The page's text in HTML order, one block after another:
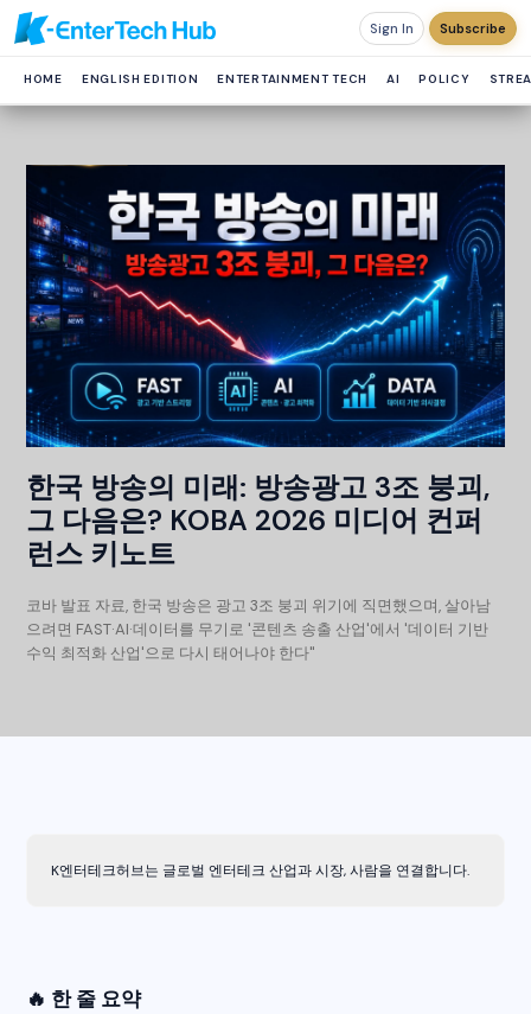
Sign In Subscribe
HOME ENGLISH EDITION ENTERTAINMENT TECH AI POLICY
한국 방송의 미래: 방송광고 3조 붕괴,
그 다음은? KOBA 2026 미디어 컨퍼
런스 키노트
코바 발표 자료, 한국 방송은 광고 3조 붕괴 위기에 직면했으며, 살아남
으려면 FAST·AI·데이터를 무기로 '콘텐츠 송출 산업'에서 '데이터 기반
수익 최적화 산업'으로 다시 태어나야 한다"
K엔터테크허브는 글로벌 엔터테크 산업과 시장, 사람을 연결합니다.
🔥 한 줄 요약